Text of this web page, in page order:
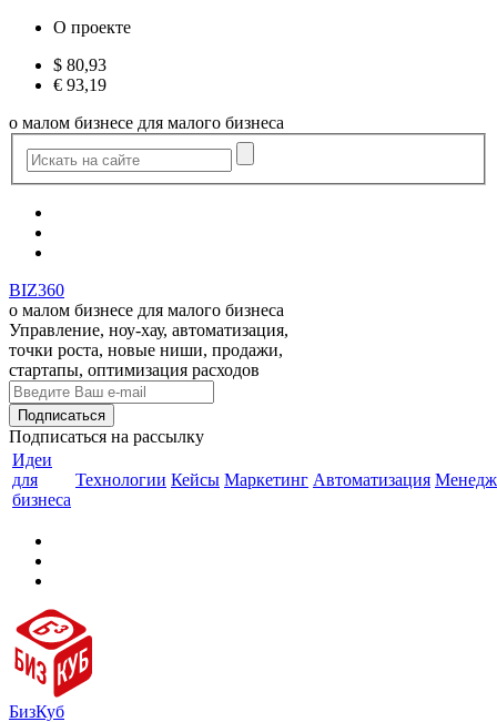
О проекте
$ 80,93
€ 93,19
о малом бизнесе для малого бизнеса
BIZ360
о малом бизнесе для малого бизнеса
Управление, ноу-хау, автоматизация,
точки роста, новые ниши, продажи,
стартапы, оптимизация расходов
Подписаться на рассылку
Идеи
для
бизнеса
Технологии Кейсы Маркетинг Автоматизация
БизКуб